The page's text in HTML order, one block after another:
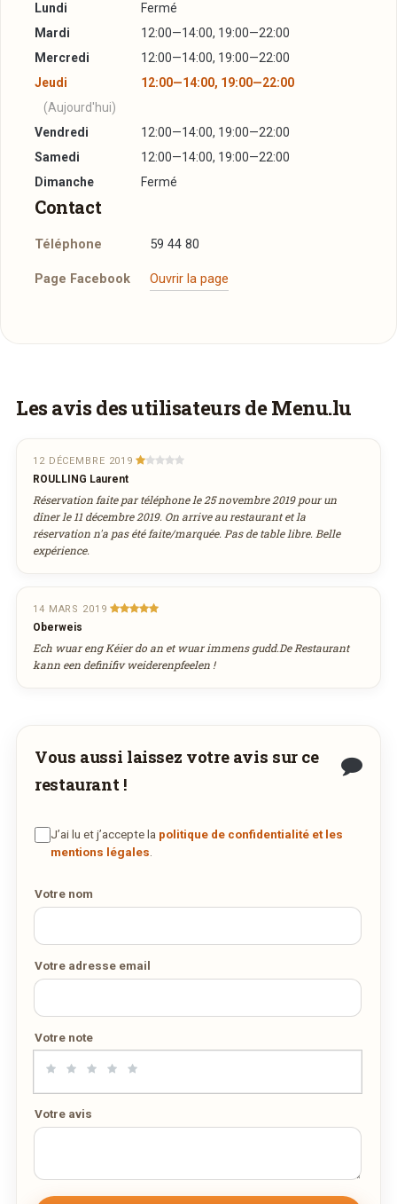
Lundi
Fermé
Mardi
12:00—14:00, 19:00—22:00
Mercredi
12:00—14:00, 19:00—22:00
Jeudi
12:00—14:00, 19:00—22:00
(Aujourd'hui)
Vendredi
12:00—14:00, 19:00—22:00
Samedi
12:00—14:00, 19:00—22:00
Dimanche
Fermé
Contact
Téléphone 59 44 80
Page Facebook Ouvrir la page
Vous aimeriez être livré ?
Vous adorezLa Petite Aubergeet vous
voudriez déguster ses plats à la maison ? Ce
restaurant ne propose pas encore la livraison
en ligne. Demandez-lui de rejoindre
wedely.com pour commander et être livré
DÉCOUVRIR LA LIVRAISON
Les avis des utilisateurs de Menu.lu
12 DÉCEMBRE 2019
ROULLING Laurent
Réservation faite par téléphone le 25 novembre 2019 pour un
dîner le 11 décembre 2019. On arrive au restaurant et la
réservation n'a pas été faite/marquée. Pas de table libre. Belle
expérience.
14 MARS 2019
Oberweis
Ech wuar eng Kéier do an et wuar immens gudd.De Restaurant
kann een definifiv weiderenpfeelen !
Vous aussi laissez votre avis sur ce
restaurant !
J’ai lu et j’accepte la politique de confidentialité et les
mentions légales
Votre nom
Votre adresse email
Votre note
Votre avis